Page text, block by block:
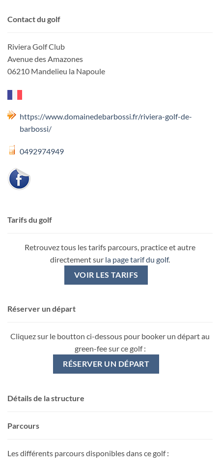
Contact du golf
Riviera Golf Club
Avenue des Amazones
06210 Mandelieu la Napoule
https://www.domainedebarbossi.fr/riviera-golf-de-
barbossi/
0492974949
Tarifs du golf
Retrouvez tous les tarifs parcours, practice et autre
directement sur la page tarif du golf.
VOIR LES TARIFS
Réserver un départ
Cliquez sur le boutton ci-dessous pour booker un départ au
green-fee sur ce golf :
RÉSERVER UN DÉPART
Détails de la structure
Parcours
Les différents parcours disponibles dans ce golf :